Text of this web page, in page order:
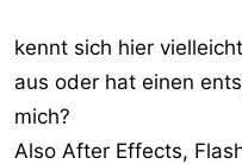
t
kennt sich hier
aus oder hat einen
mich?
Also After Effects,